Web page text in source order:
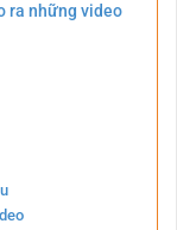
ra những video